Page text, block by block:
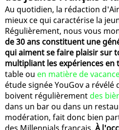
Au quotidien, la rédaction
mieux ce qui caractérise la
Régulièrement, nous vous
de 30 ans constituent une
qui aiment se faire plaisir sur
multipliant les expériences en
table ou en matière de
étude signée YouGov a révélé
boivent régulièrement des
dans un bar ou dans un
modération, fait donc bien